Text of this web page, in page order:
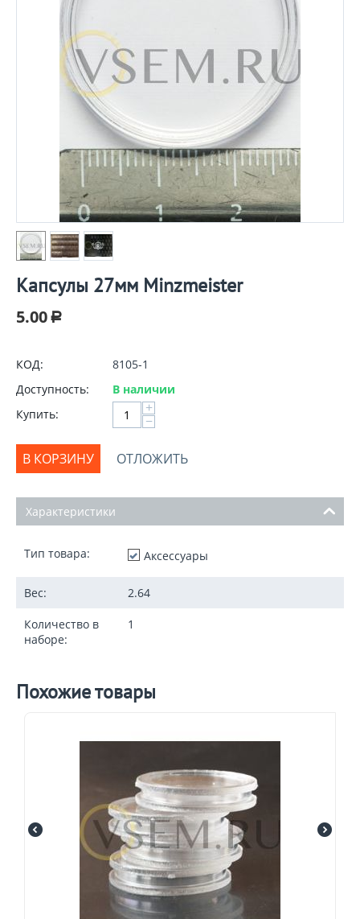
Капсулы 27мм Minzmeister
5.00 Р
КОД:
8105-1
Доступность:
В наличии
Купить:
+
−
В КОРЗИНУ ОТЛОЖИТЬ
Характеристики
Тип товара: Аксессуары
Вес: 2.64
Количество в
наборе:
1
Похожие товары